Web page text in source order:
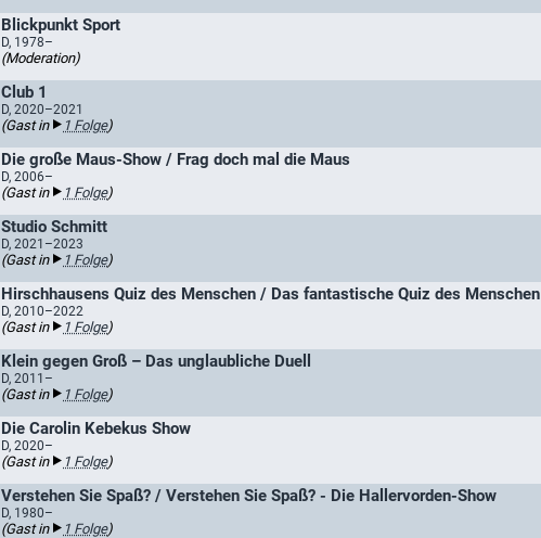
Blickpunkt Sport
D, 1978–
(Moderation)
Club 1
D, 2020–2021
(Gast in 1 Folge)
Die große Maus-Show / Frag doch mal die Maus
D, 2006–
(Gast in 1 Folge)
Studio Schmitt
D, 2021–2023
(Gast in 1 Folge)
Hirschhausens Quiz des Menschen / Das fantastische Quiz des Menschen
D, 2010–2022
(Gast in 1 Folge)
Klein gegen Groß – Das unglaubliche Duell
D, 2011–
(Gast in 1 Folge)
Die Carolin Kebekus Show
D, 2020–
(Gast in 1 Folge)
Verstehen Sie Spaß? / Verstehen Sie Spaß? - Die Hallervorden-Show
D, 1980–
(Gast in 1 Folge)